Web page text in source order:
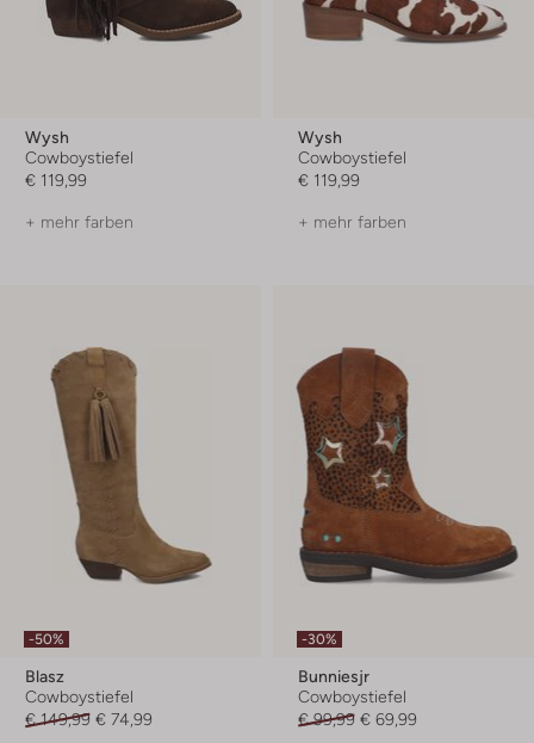
Wysh
Cowboystiefel
€ 119,99
+ mehr farben
Wysh
Cowboystiefel
€ 119,99
+ mehr farben
-50%
Blasz
Cowboystiefel
€ 149,99 € 74,99
-30%
Bunniesjr
Cowboystiefel
€ 99,99 € 69,99